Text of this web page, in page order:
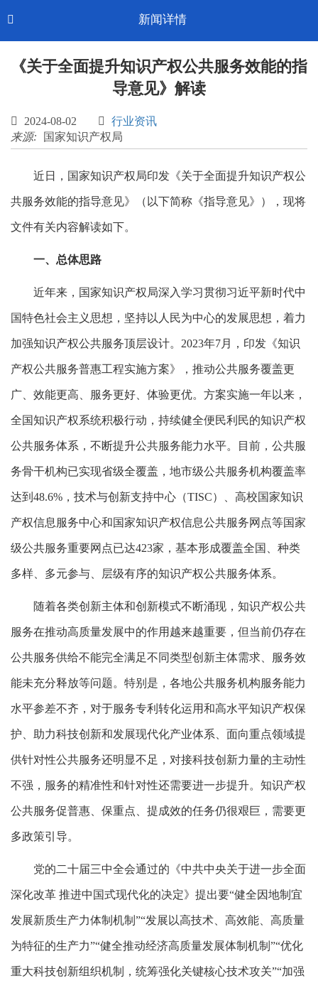
CN-中文
 新闻详情
《关于全面提升知识产权公共服务效能的指
导意见》解读
 2024-08-02 
行业资讯
来源:
国家知识产权局
近日，国家知识产权局印发《关于全面提升知识产权公
共服务效能的指导意见》（以下简称《指导意见》），现将
文件有关内容解读如下。
一、总体思路
近年来，国家知识产权局深入学习贯彻习近平新时代中
国特色社会主义思想，坚持以人民为中心的发展思想，着力
加强知识产权公共服务顶层设计。2023年7月，印发《知识
产权公共服务普惠工程实施方案》，推动公共服务覆盖更
广、效能更高、服务更好、体验更优。方案实施一年以来，
全国知识产权系统积极行动，持续健全便民利民的知识产权
公共服务体系，不断提升公共服务能力水平。目前，公共服
务骨干机构已实现省级全覆盖，地市级公共服务机构覆盖率
达到48.6%，技术与创新支持中心（TISC）、高校国家知识
产权信息服务中心和国家知识产权信息公共服务网点等国家
级公共服务重要网点已达423家，基本形成覆盖全国、种类
多样、多元参与、层级有序的知识产权公共服务体系。
随着各类创新主体和创新模式不断涌现，知识产权公共
服务在推动高质量发展中的作用越来越重要，但当前仍存在
公共服务供给不能完全满足不同类型创新主体需求、服务效
能未充分释放等问题。特别是，各地公共服务机构服务能力
水平参差不齐，对于服务专利转化运用和高水平知识产权保
护、助力科技创新和发展现代化产业体系、面向重点领域提
供针对性公共服务还明显不足，对接科技创新力量的主动性
不强，服务的精准性和针对性还需要进一步提升。知识产权
公共服务促普惠、保重点、提成效的任务仍很艰巨，需要更
多政策引导。
党的二十届三中全会通过的《中共中央关于进一步全面
深化改革 推进中国式现代化的决定》提出要“健全因地制宜
发展新质生产力体制机制”“发展以高技术、高效能、高质量
为特征的生产力”“健全推动经济高质量发展体制机制”“优化
重大科技创新组织机制，统筹强化关键核心技术攻关”“加强